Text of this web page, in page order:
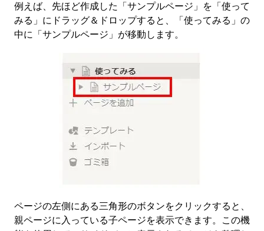
例えば、先ほど作成した「サンプルページ」を「使って
みる」にドラッグ＆ドロップすると、「使ってみる」の
中に「サンプルページ」が移動します。
ページの左側にある三角形のボタンをクリックすると、
親ページに入っている子ページを表示できます。この機